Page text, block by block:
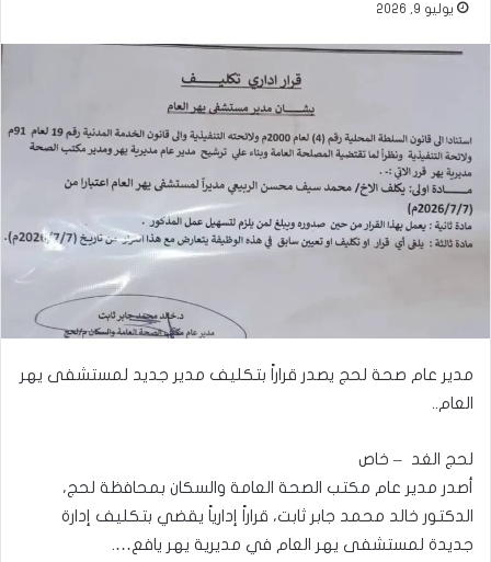
يوليو 9, 2026
مدير عام صحة لحج يصدر قراراً بتكليف مدير جديد لمستشفى يهر
العام..
لحج الغد – خاص
أصدر مدير عام مكتب الصحة العامة والسكان بمحافظة لحج،
الدكتور خالد محمد جابر ثابت، قراراً إدارياً يقضي بتكليف إدارة
جديدة لمستشفى يهر العام في مديرية يهر يافع….